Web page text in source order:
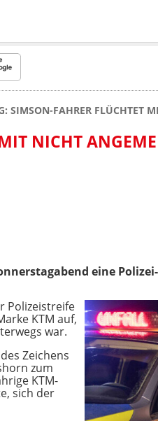
SIMSON-FAHRER FLÜCHTET
NICHT
eine
Polizeistreife
KTM auf,
war.
Zeichens
zum
KTM-
sich der